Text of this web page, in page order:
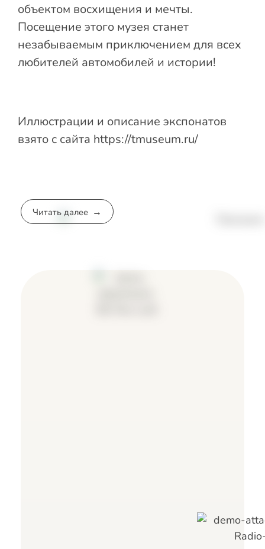
объектом восхищения и мечты.
Посещение этого музея станет
незабываемым приключением для всех
любителей автомобилей и истории!
Иллюстрации и описание экспонатов
взято с сайта https://tmuseum.ru/
Читать далее